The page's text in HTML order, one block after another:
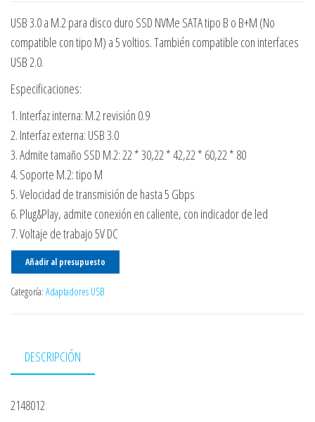
USB 3.0 a M.2 para disco duro SSD NVMe SATA tipo B o B+M (No
compatible con tipo M) a 5 voltios. También compatible con interfaces
USB 2.0.
Especificaciones:
1. Interfaz interna: M.2 revisión 0.9
2. Interfaz externa: USB 3.0
3. Admite tamaño SSD M.2: 22 * 30,22 * 42,22 * 60,22 * 80
4. Soporte M.2: tipo M
5. Velocidad de transmisión de hasta 5 Gbps
6. Plug&Play, admite conexión en caliente, con indicador de led
7. Voltaje de trabajo 5V DC
Añadir al presupuesto
Categoría: Adaptadores USB
DESCRIPCIÓN
2148012